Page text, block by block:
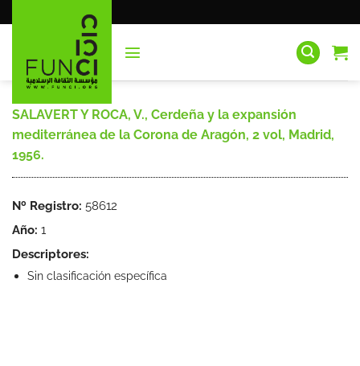
al
SALAVERT Y ROCA, V., Cerdeña y la expansión
mediterránea de la Corona de Aragón, 2 vol, Madrid,
1956.
Nº Registro: 58612
Año: 1
Descriptores:
Sin clasificación específica